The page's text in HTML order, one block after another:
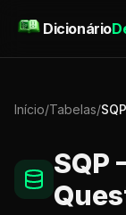
Dicionário
Início/Tabelas/SQP
SQP